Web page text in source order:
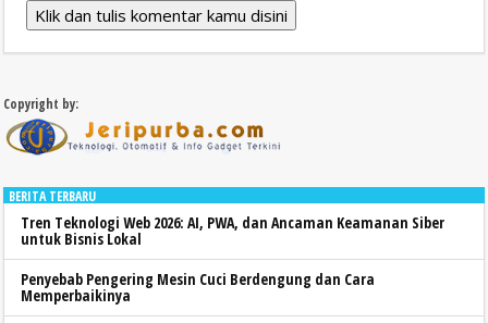
Klik dan tulis komentar kamu disini
Copyright by:
BERITA TERBARU
Tren Teknologi Web 2026: AI, PWA, dan Ancaman Keamanan Siber
untuk Bisnis Lokal
Penyebab Pengering Mesin Cuci Berdengung dan Cara
Memperbaikinya